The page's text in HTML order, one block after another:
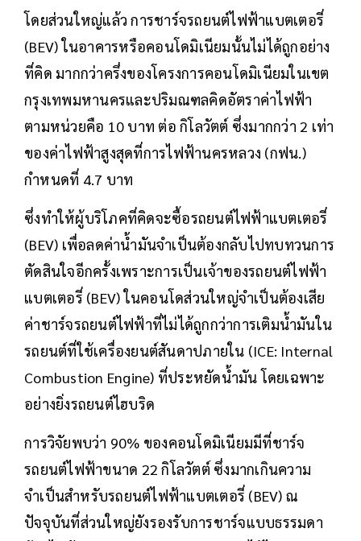
โดยส่วนใหญ่แล้ว การชาร์จรถยนต์ไฟฟ้าแบตเตอรี่
(BEV) ในอาคารหรือคอนโดมิเนียมนั้นไม่ได้ถูกอย่าง
ที่คิด มากกว่าครึ่งของโครงการคอนโดมิเนียมในเขต
กรุงเทพมหานครและปริมณฑลคิดอัตราค่าไฟฟ้า
ตามหน่วยคือ 10 บาท ต่อ กิโลวัตต์ ซึ่งมากกว่า 2 เท่า
ของค่าไฟฟ้าสูงสุดที่การไฟฟ้านครหลวง (กฟน.)
กำหนดที่ 4.7 บาท
ซึ่งทำให้ผู้บริโภคที่คิดจะซื้อรถยนต์ไฟฟ้าแบตเตอรี่
(BEV) เพื่อลดค่าน้ำมันจำเป็นต้องกลับไปทบทวนการ
ตัดสินใจอีกครั้งเพราะการเป็นเจ้าของรถยนต์ไฟฟ้า
แบตเตอรี่ (BEV) ในคอนโดส่วนใหญ่จำเป็นต้องเสีย
ค่าชาร์จรถยนต์ไฟฟ้าที่ไม่ได้ถูกกว่าการเติมน้ำมันใน
รถยนต์ที่ใช้เครื่องยนต์สันดาปภายใน (ICE: Internal
Combustion Engine) ที่ประหยัดน้ำมัน โดยเฉพาะ
อย่างยิ่งรถยนต์ไฮบริด
การวิจัยพบว่า 90% ของคอนโดมิเนียมมีที่ชาร์จ
รถยนต์ไฟฟ้าขนาด 22 กิโลวัตต์ ซึ่งมากเกินความ
จำเป็นสำหรับรถยนต์ไฟฟ้าแบตเตอรี่ (BEV) ณ
ปัจจุบันที่ส่วนใหญ่ยังรองรับการชาร์จแบบธรรมดา